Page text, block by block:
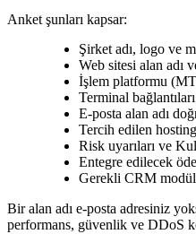
Anket şunları kapsar:
Şirket adı, logo ve
Web sitesi alan adı
İşlem platformu
Terminal
E-posta alan adı
Tercih edilen
Risk uyarıları ve
Entegre edilecek
Gerekli CRM
Bir alan adı e-posta adresiniz
performans, güvenlik ve DDoS